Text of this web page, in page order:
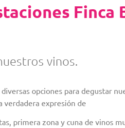
Finca
vinos.
opciones para degustar
verdadera expresión de
primera zona y cuna de vinos